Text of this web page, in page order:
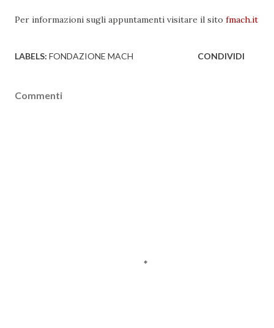
Per informazioni sugli appuntamenti visitare il sito fmach.it
LABELS: FONDAZIONE MACH CONDIVIDI
Commenti